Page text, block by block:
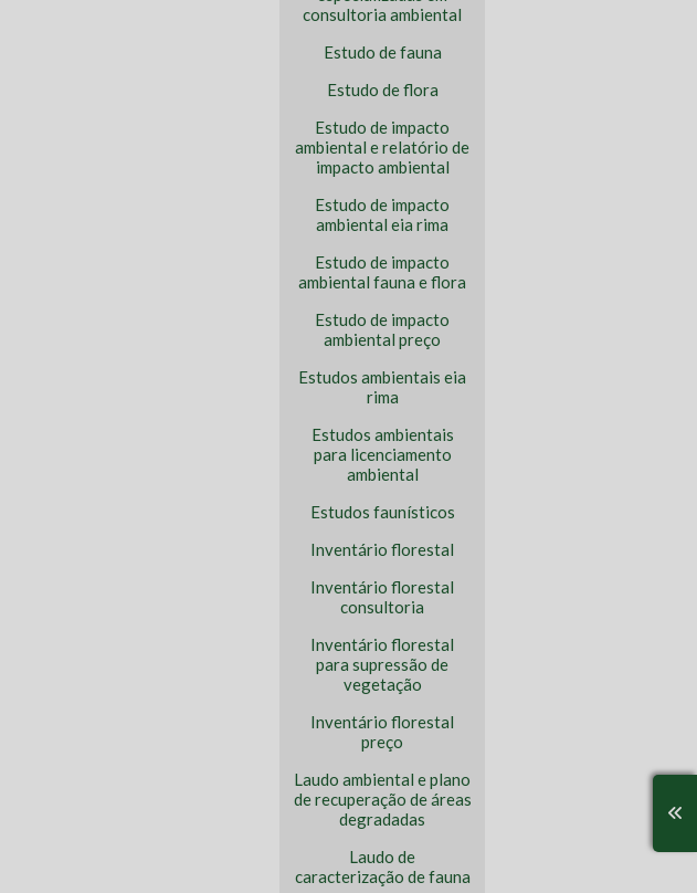
consultoria ambiental
Estudo de fauna
Estudo de flora
Estudo de impacto
ambiental e relatório de
impacto ambiental
Estudo de impacto
ambiental eia rima
Estudo de impacto
ambiental fauna e flora
Estudo de impacto
ambiental preço
Estudos ambientais eia
rima
Estudos ambientais
para licenciamento
ambiental
Estudos faunísticos
Inventário florestal
Inventário florestal
consultoria
Inventário florestal
para supressão de
vegetação
Inventário florestal
preço
Laudo ambiental e plano
de recuperação de áreas
degradadas
Laudo de
caracterização de fauna